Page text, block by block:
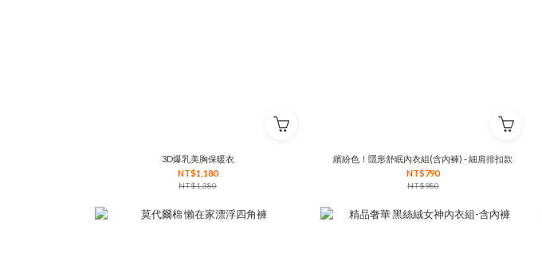
3D爆乳美胸保暖衣
NT$1,180
NT$1,380
繽紛色！隱形舒眠內衣組(含內褲) - 細肩排扣款
NT$790
NT$980